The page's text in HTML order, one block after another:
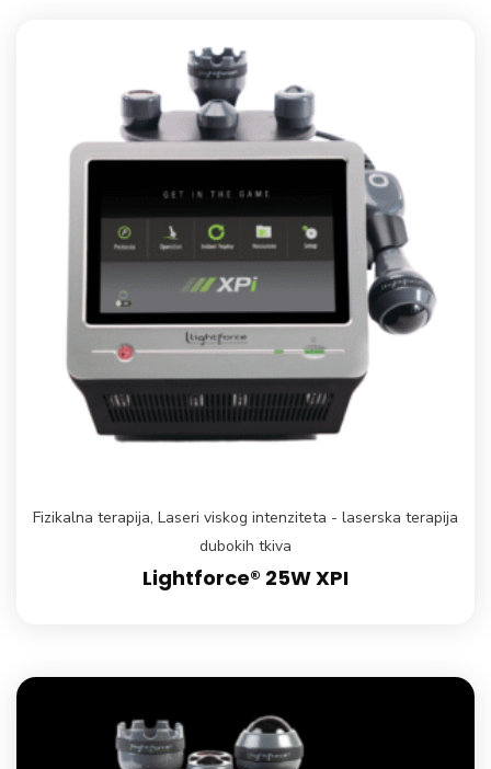
Fizikalna terapija, Laseri viskog intenziteta - laserska terapija
dubokih tkiva
Lightforce® 25W XPI